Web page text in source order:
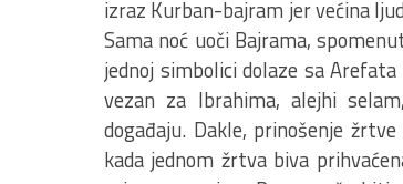
izraz Kurban-bajram jer većina
Sama noć uoči Bajrama,
jednoj simbolici dolaze sa
vezan za Ibrahima, alejhi
događaju. Dakle, prinošenje
kada jednom žrtva biva